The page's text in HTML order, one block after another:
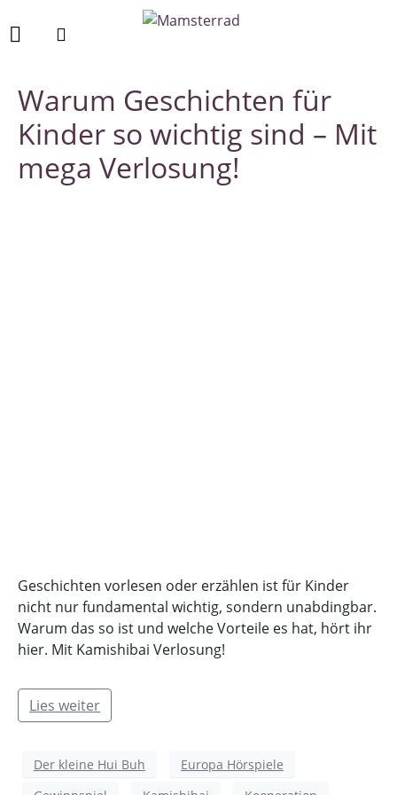
Warum Geschichten für
Kinder so wichtig sind – Mit
mega Verlosung!
Geschichten vorlesen oder erzählen ist für Kinder
nicht nur fundamental wichtig, sondern unabdingbar.
Warum das so ist und welche Vorteile es hat, hört ihr
hier. Mit Kamishibai Verlosung!
Lies weiter
Der kleine Hui Buh
Europa Hörspiele